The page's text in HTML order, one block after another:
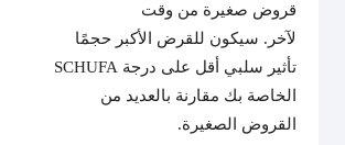
قروض صغيرة من وقت
لآخر. سيكون للقرض الأكبر حجمًا
تأثير سلبي أقل على درجة SCHUFA
الخاصة بك مقارنة بالعديد من
القروض الصغيرة.